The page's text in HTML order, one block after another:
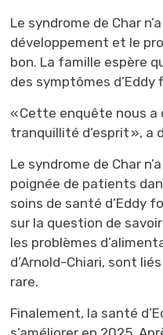
Le syndrome de Char
développement et le
bon. La famille espère
des symptômes
« Cette enquête nous
tranquillité d’esprit », a
Le syndrome de Char
poignée de patients
soins de santé d’Eddy
sur la question de
les problèmes
d’Arnold-Chiari, sont
rare.
Finalement, la santé